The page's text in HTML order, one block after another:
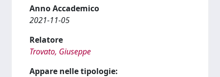
Anno Accademico
2021-11-05
Relatore
Trovato, Giuseppe
Appare nelle tipologie: